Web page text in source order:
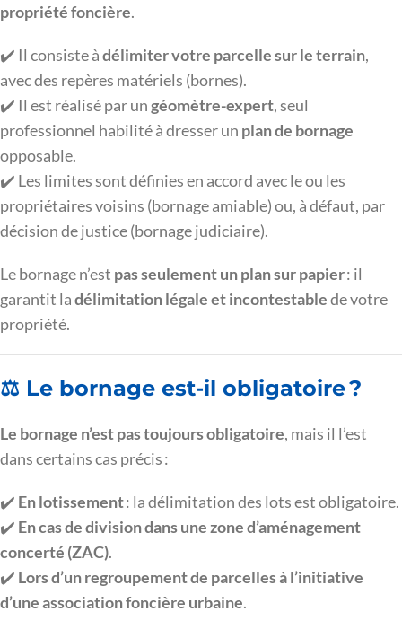
propriété foncière.
✔️ Il consiste àdélimiter votre parcelle sur le terrain,
avec des repères matériels (bornes).
✔️ Il est réalisé par ungéomètre-expert, seul
professionnel habilité à dresser un plan de bornage
opposable.
✔️ Les limites sont définies en accord avec le ou les
propriétaires voisins (bornage amiable) ou, à défaut, par
décision de justice (bornage judiciaire).
Le bornage n’est pas seulement un plan sur papier: il
garantit ladélimitation légale et incontestablede votre
propriété.
⚖️ Le bornage est-il obligatoire ?
Le bornage n’est pas toujours obligatoire, mais il l’est
dans certains cas précis :
✔️ En lotissement: la délimitation des lots est obligatoire.
✔️ En cas de division dans une zone d’aménagement
concerté (ZAC).
✔️ Lors d’un regroupement de parcelles à l’initiative
d’une association foncière urbaine.